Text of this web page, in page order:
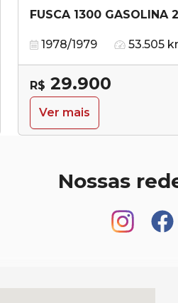
FUSCA 1300 GASOLINA
1978/1979 53.505
R$ 29.900
Ver mais
Nossas